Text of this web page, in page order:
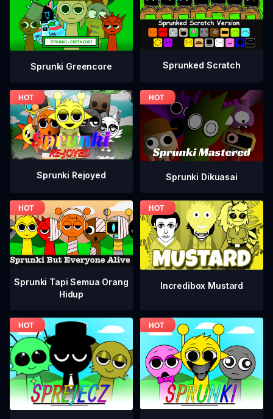
Sprunki Greencore Sprunked Scratch
Sprunki Rejoyed Sprunki Dikuasai
Sprunki Tapi Semua Orang
Hidup
Incredibox Mustard